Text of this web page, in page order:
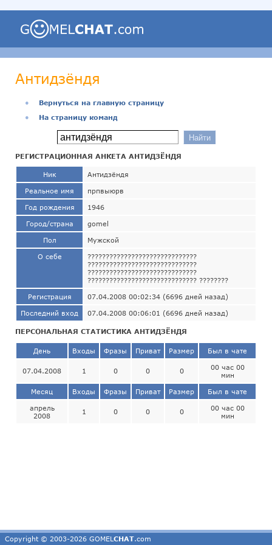
Антидзёндя
●
Вернуться на главную страницу
●
На страницу команд
РЕГИСТРАЦИОННАЯ АНКЕТА АНТИДЗЁНДЯ
Ник Антидзёндя
Реальное имя прпвыюрв
Год рождения 1946
Город/страна gomel
Пол Мужской
О себе
??????????????????????????????
??????????????????????????????
??????????????????????????????
?????????????????????????????? ????????
Регистрация 07.04.2008 00:02:34 (6696 дней назад)
Последний вход 07.04.2008 00:06:01 (6696 дней назад)
ПЕРСОНАЛЬНАЯ СТАТИСТИКА АНТИДЗЁНДЯ
День Входы Фразы Приват Размер Был в чате
07.04.2008 1 0 0 0
00 час 00
мин
Месяц Входы Фразы Приват Размер Был в чате
апрель
2008
1 0 0 0
00 час 00
мин
Copyright © 2003-2026 GOMEL CHAT.com